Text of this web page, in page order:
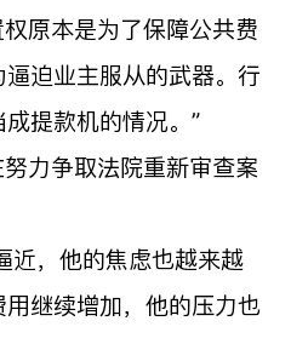
原本是为了保障公共费
迫业主服从的武器。行
提款机的情况。”
力争取法院重新审查案
近，他的焦虑也越来越
继续增加，他的压力也